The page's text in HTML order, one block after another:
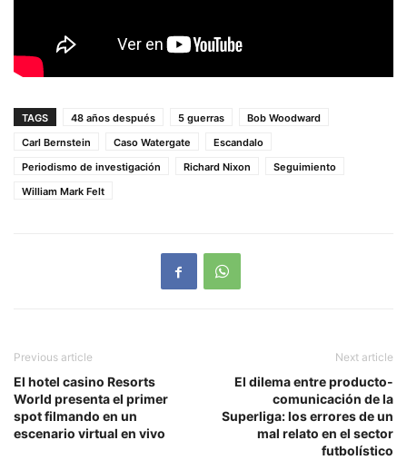
TAGS 48 años después 5 guerras
Bob Woodward
Carl Bernstein
Caso Watergate
Escandalo
Periodismo de investigación
Richard Nixon
Seguimiento
William Mark Felt
Previous article
El hotel casino Resorts
World presenta el primer
spot filmando en un
escenario virtual en vivo
Next article
El dilema entre producto-
comunicación de la
Superliga: los errores de un
mal relato en el sector
futbolístico